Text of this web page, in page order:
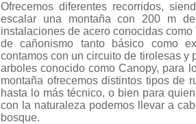
Ofrecemos diferentes recorridos,
escalar una montaña con 200 m
instalaciones de acero conocidas
de cañonismo tanto básico como
contamos con un circuito de tirolesas y
arboles conocido como Canopy, para
montaña ofrecemos distintos tipos de
hasta lo más técnico, o bien para
con la naturaleza podemos llevar a
bosque.